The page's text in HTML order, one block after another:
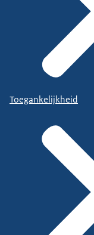
Toegankelijkheid